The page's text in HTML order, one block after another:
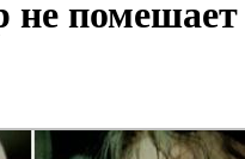
помешает